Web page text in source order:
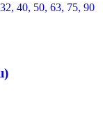
32, 40, 50, 63, 75, 90